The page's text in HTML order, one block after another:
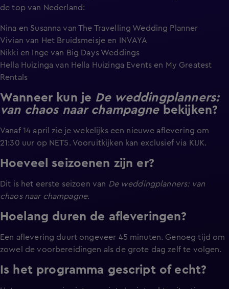
de top van Nederland:
Nina en Susanna van The Travelling Wedding Planner
Vivian van Het Bruidsmeisje en INVAYA
Nikki en Inge van Big Days Weddings
Hella Huizinga van Hella Huizinga Events en My Greatest
Rentals
Wanneer kun je De weddingplanners:
van chaos naar champagnebekijken?
Vanaf 14 april zie je wekelijks een nieuwe aflevering om
21:30 uur op NET5. Vooruitkijken kan exclusief via KIJK.
Hoeveel seizoenen zijn er?
Dit is het eerste seizoen van De weddingplanners: van
chaos naar champagne.
Hoelang duren de afleveringen?
Een aflevering duurt ongeveer 45 minuten. Genoeg tijd om
zowel de voorbereidingen als de grote dag zelf te volgen.
Is het programma gescript of echt?